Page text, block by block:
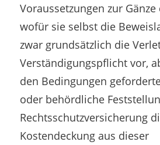
Voraussetzungen zur
wofür sie selbst die
zwar grundsätzlich die
Verständigungspflicht vor,
den Bedingungen
oder behördliche
Rechtsschutzversicherung
Kostendeckung aus dieser